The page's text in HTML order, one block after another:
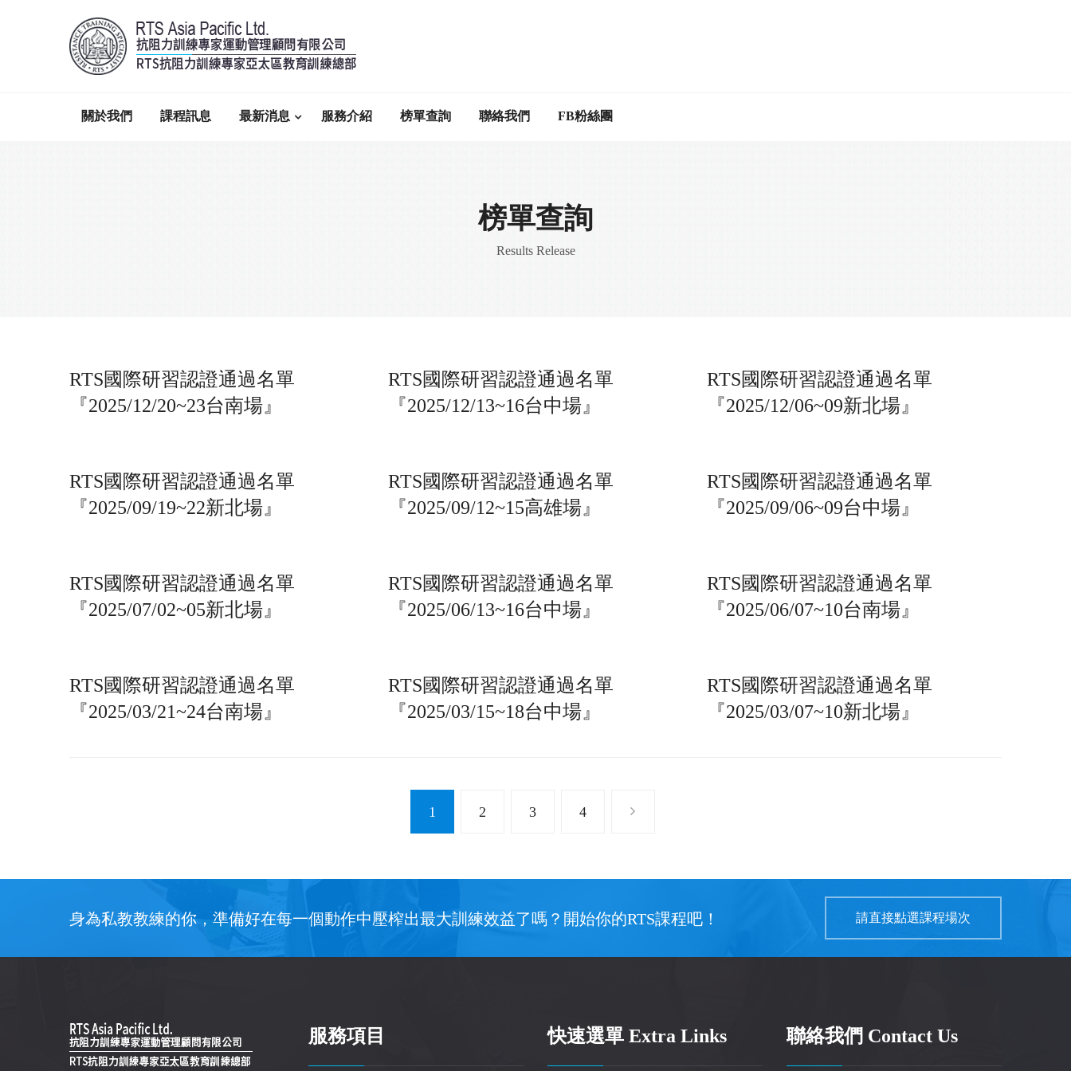
關於我們 課程訊息 最新消息 服務介紹 榜單查詢 聯絡我們 FB粉絲團
榜單查詢
Results Release
RTS國際研習認證通過名單
『2025/12/20~23台南場』
RTS國際研習認證通過名單
『2025/12/13~16台中場』
RTS國際研習認證通過名單
『2025/12/06~09新北場』
RTS國際研習認證通過名單
『2025/09/19~22新北場』
RTS國際研習認證通過名單
『2025/09/12~15高雄場』
RTS國際研習認證通過名單
『2025/09/06~09台中場』
RTS國際研習認證通過名單
『2025/07/02~05新北場』
RTS國際研習認證通過名單
『2025/06/13~16台中場』
RTS國際研習認證通過名單
『2025/06/07~10台南場』
RTS國際研習認證通過名單
『2025/03/21~24台南場』
RTS國際研習認證通過名單
『2025/03/15~18台中場』
RTS國際研習認證通過名單
『2025/03/07~10新北場』
1 2 3 4
身為私教教練的你，準備好在每一個動作中壓榨出最大訓練效益了嗎？開始你的RTS課程吧！ 請直接點選課程場次
服務項目 快速選單 Extra Links 聯絡我們 Contact Us